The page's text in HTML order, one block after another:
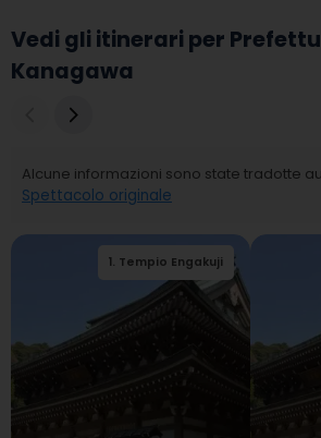
Vedi gli itinerari per
Kanagawa
Alcune informazioni sono state tradotte
Spettacolo originale
1. Tempio Engakuji